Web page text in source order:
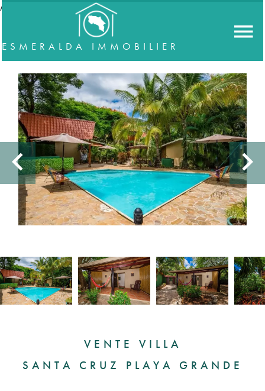
//accordeon
ESMERALDA IMMOBILIER
VENTE VILLA
SANTA CRUZ PLAYA GRANDE